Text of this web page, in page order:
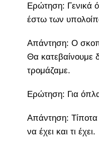
Ερώτηση: Γενικά
έστω των
Απάντηση: Ο
Θα κατεβαίνουμε
τρομάζαμε.
Ερώτηση: Για όπλα
Απάντηση: Τίποτα
να έχει και τι έχει.